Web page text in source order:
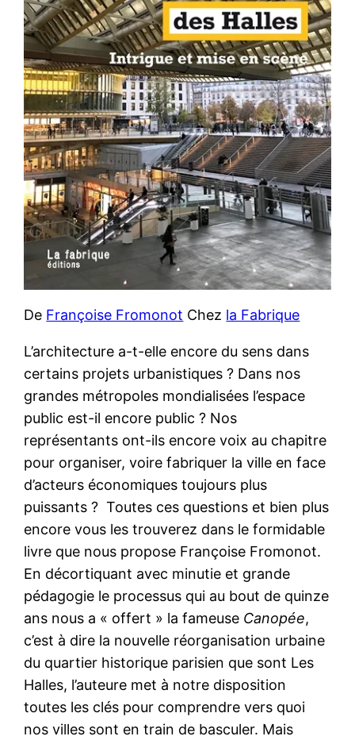
De Françoise Fromonot Chez la Fabrique
L’architecture a-t-elle encore du sens dans
certains projets urbanistiques ? Dans nos
grandes métropoles mondialisées l’espace
public est-il encore public ? Nos
représentants ont-ils encore voix au chapitre
pour organiser, voire fabriquer la ville en face
d’acteurs économiques toujours plus
puissants ? Toutes ces questions et bien plus
encore vous les trouverez dans le formidable
livre que nous propose Françoise Fromonot.
En décortiquant avec minutie et grande
pédagogie le processus qui au bout de quinze
ans nous a « offert » la fameuse Canopée,
c’est à dire la nouvelle réorganisation urbaine
du quartier historique parisien que sont Les
Halles, l’auteure met à notre disposition
toutes les clés pour comprendre vers quoi
nos villes sont en train de basculer. Mais